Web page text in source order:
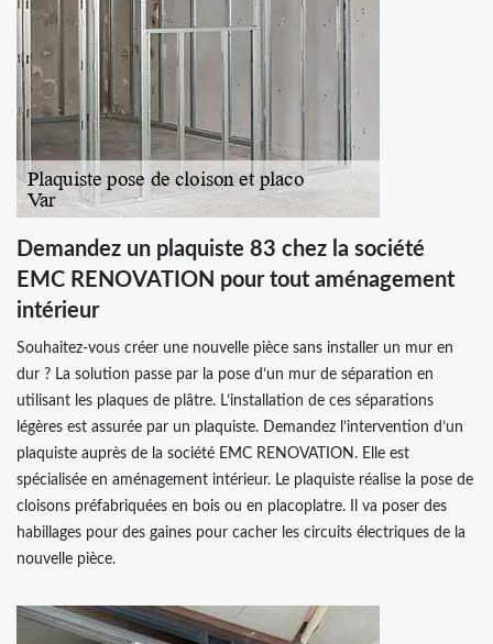
Demandez un plaquiste 83 chez la société
EMC RENOVATION pour tout aménagement
intérieur
Souhaitez-vous créer une nouvelle pièce sans installer un mur en
dur ? La solution passe par la pose d’un mur de séparation en
utilisant les plaques de plâtre. L’installation de ces séparations
légères est assurée par un plaquiste. Demandez l’intervention d’un
plaquiste auprès de la société EMC RENOVATION. Elle est
spécialisée en aménagement intérieur. Le plaquiste réalise la pose de
cloisons préfabriquées en bois ou en placoplatre. Il va poser des
habillages pour des gaines pour cacher les circuits électriques de la
nouvelle pièce.